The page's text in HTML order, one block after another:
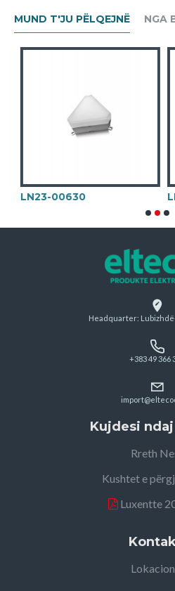
MUND T'JU PËLQEJNË NGA
LN23-00630
Headquarter:
+383 49 366
Kujdesi
Rreth
Kushtet e
Luxentte